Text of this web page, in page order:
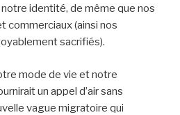
identité, de même que nos
commerciaux (ainsi nos
sacrifiés).
mode de vie et notre
un appel d’air sans
vague migratoire qui